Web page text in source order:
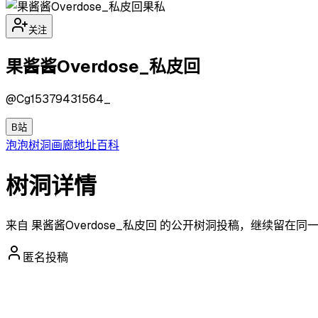
果私
关注
果酱酱Overdose_私皮回
@Cg15379431564_
B站
泡泡树洞画廊地址百科
树洞详情
来自 果酱酱Overdose_私皮回 的公开树洞投稿，继续留在同
匿名投稿